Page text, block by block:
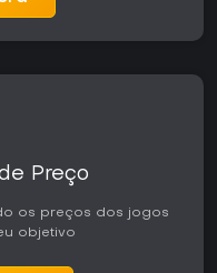
Preço
os preços dos jogos
objetivo